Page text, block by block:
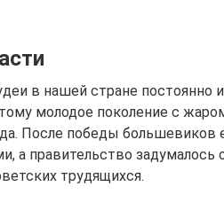
в нашей стране постоянно
молодое поколение с
После победы большевиков
а правительство
трудящихся.